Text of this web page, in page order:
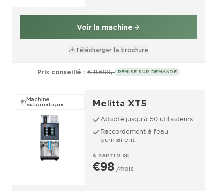
Voir la machine
Télécharger la brochure
Prix conseillé : € 11.690,- REMISE SUR DEMANDE
Machine
automatique Melitta XT5
Adapté jusqu'à 50 utilisateurs
Raccordement à l'eau
permanent
À PARTIR DE
€98 /mois